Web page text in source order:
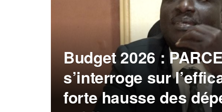
Budget 2026 :
s’interroge sur
forte hausse des